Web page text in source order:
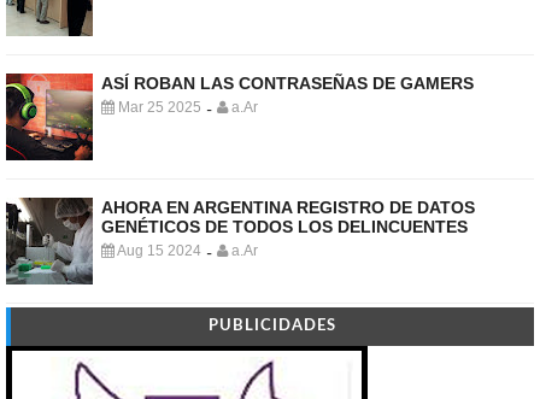
ASÍ ROBAN LAS CONTRASEÑAS DE GAMERS
Mar 25 2025 - a.Ar
AHORA EN ARGENTINA REGISTRO DE DATOS
GENÉTICOS DE TODOS LOS DELINCUENTES
Aug 15 2024 - a.Ar
PUBLICIDADES